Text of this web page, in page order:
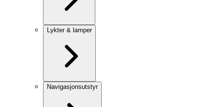
Lykter & lamper
Navigasjonsutstyr